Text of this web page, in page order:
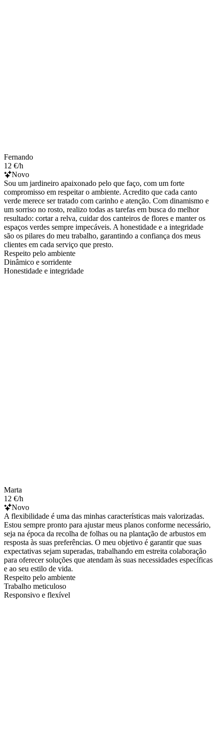
Fernando
12 €/h
Novo
Sou um jardineiro apaixonado pelo que faço, com um forte
compromisso em respeitar o ambiente. Acredito que cada canto
verde merece ser tratado com carinho e atenção. Com dinamismo e
um sorriso no rosto, realizo todas as tarefas em busca do melhor
resultado: cortar a relva, cuidar dos canteiros de flores e manter os
espaços verdes sempre impecáveis. A honestidade e a integridade
são os pilares do meu trabalho, garantindo a confiança dos meus
clientes em cada serviço que presto.
Respeito pelo ambiente
Dinâmico e sorridente
Honestidade e integridade
Marta
12 €/h
Novo
A flexibilidade é uma das minhas características mais valorizadas.
Estou sempre pronto para ajustar meus planos conforme necessário,
seja na época da recolha de folhas ou na plantação de arbustos em
resposta às suas preferências. O meu objetivo é garantir que suas
expectativas sejam superadas, trabalhando em estreita colaboração
para oferecer soluções que atendam às suas necessidades específicas
e ao seu estilo de vida.
Respeito pelo ambiente
Trabalho meticuloso
Responsivo e flexível